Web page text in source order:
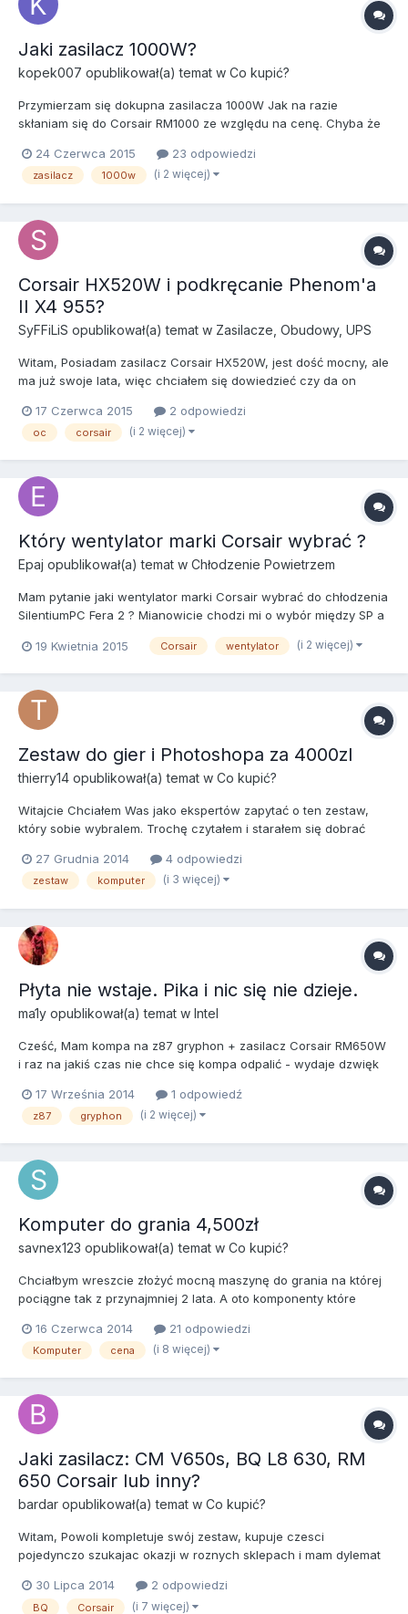
Jaki zasilacz 1000W?
kopek007 opublikował(a) temat w Co kupić?
Przymierzam się dokupna zasilacza 1000W Jak na razie
skłaniam się do Corsair RM1000 ze względu na cenę. Chyba że
24 Czerwca 2015
23 odpowiedzi
zasilacz 1000w (i 2 więcej)
Corsair HX520W i podkręcanie Phenom'a
II X4 955?
SyFFiLiS opublikował(a) temat w Zasilacze, Obudowy, UPS
Witam, Posiadam zasilacz Corsair HX520W, jest dość mocny, ale
ma już swoje lata, więc chciałem się dowiedzieć czy da on
Phenom II X4 955 BE 3,2 GHz Chłodzenie: SilentiumPC Fortis 2
XE1226 + Titan NANO Grease MB: Gigabyte GA-770TA-UD3...
17 Czerwca 2015 2 odpowiedzi
oc corsair (i 2 więcej)
Który wentylator marki Corsair wybrać ?
Epaj opublikował(a) temat w Chłodzenie Powietrzem
Mam pytanie jaki wentylator marki Corsair wybrać do chłodzenia
SilentiumPC Fera 2 ? Mianowicie chodzi mi o wybór między SP a
19 Kwietnia 2015
Corsair wentylator (i 2 więcej)
Zestaw do gier i Photoshopa za 4000zl
thierry14 opublikował(a) temat w Co kupić?
Witajcie Chciałem Was jako ekspertów zapytać o ten zestaw,
który sobie wybralem. Trochę czytałem i starałem się dobrać
maksymalny budżet, ale będe wdzięczny za wszystkie opinie i
rady. Jeśli ktoś miał do czynienia z tą obudową i radiatorem ni...
27 Grudnia 2014 4 odpowiedzi
zestaw komputer (i 3 więcej)
Płyta nie wstaje. Pika i nic się nie dzieje.
ma1y opublikował(a) temat w Intel
Cześć, Mam kompa na z87 gryphon + zasilacz Corsair RM650W
i raz na jakiś czas nie chce się kompa odpalić - wydaje dzwięk
Ubić ileś razy zasilacz i dopiero za którymś razem uda się
odpalić. To MB czy zasillacz? Niestety nie mam z...
17 Września 2014 1 odpowiedź
z87 gryphon (i 2 więcej)
Komputer do grania 4,500zł
savnex123 opublikował(a) temat w Co kupić?
Chciałbym wreszcie złożyć mocną maszynę do grania na której
pociągne tak z przynajmniej 2 lata. A oto komponenty które
cpu 3,40 ghz o 3,80 ghz (mam zaimplementowane w aktualnym
komputerze więc wyjmę go) gtx 780 ti od zotaca (muszę kupić)...
16 Czerwca 2014 21 odpowiedzi
Komputer cena (i 8 więcej)
Jaki zasilacz: CM V650s, BQ L8 630, RM
650 Corsair lub inny?
bardar opublikował(a) temat w Co kupić?
Witam, Powoli kompletuje swój zestaw, kupuje czesci
pojedynczo szukajac okazji w roznych sklepach i mam dylemat
4790k MOBO: Z97x gaming 5 gigabyte GPU: prawdopodobnie r9
290 ale karte kupie chyba dopiero po premierze nowych i moz...
30 Lipca 2014 2 odpowiedzi
BQ Corsair (i 7 więcej)